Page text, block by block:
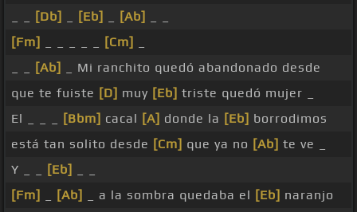
[Db] [Eb] [Ab]
[Fm]
[Cm]
[Ab]
_ Mi ranchito quedó abandonado desde
que te fuiste [D] muy [Eb] triste quedó mujer _
El _ _ _
[Bbm] cacal [A] donde la [Eb] borrodimos
está tan solito desde [Cm] que ya no [Ab] te ve _
Y _ _
[Eb]
[Fm]
[Ab] _ a la sombra quedaba el [Eb] naranjo